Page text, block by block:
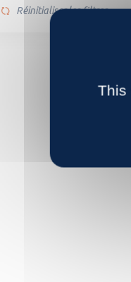
Réinitialiser les filtres
This